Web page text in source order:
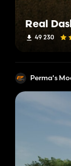
Real
49 230
Perma's